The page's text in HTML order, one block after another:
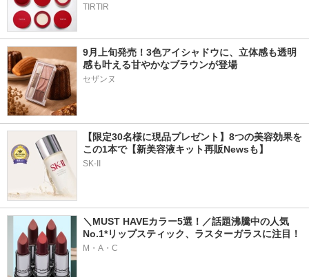
TIRTIR
9月上旬発売！3色アイシャドウに、立体感も透明
感も叶える甘やかなブラウンが登場
【限定30名様に現品プレゼント】8つの美容効果を
この1本で【新美容液キット再販Newsも】
SK-II
＼MUST HAVEカラー5選！／話題沸騰中の人気
No.1*リップスティック、ラスターガラスに注目！
M・A・C